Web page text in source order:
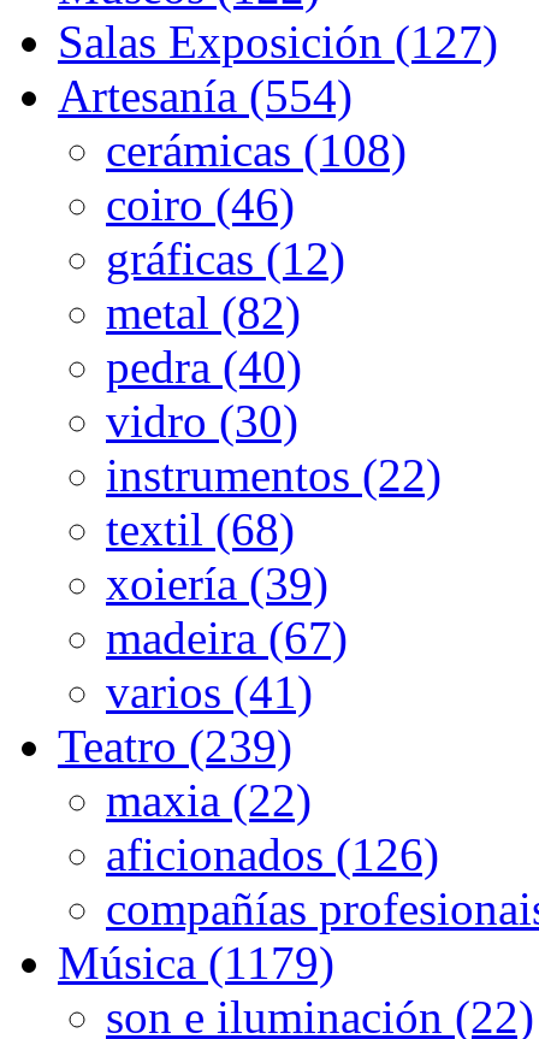
Salas Exposición (127)
Artesanía (554)
cerámicas (108)
coiro (46)
gráficas (12)
metal (82)
pedra (40)
vidro (30)
instrumentos (22)
textil (68)
xoiería (39)
madeira (67)
varios (41)
Teatro (239)
maxia (22)
aficionados (126)
compañías
Música (1179)
son e iluminación (22)